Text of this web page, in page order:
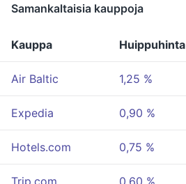
Samankaltaisia kauppoja
Kauppa Huippuhinta
Air Baltic 1,25 %
Expedia 0,90 %
Hotels.com 0,75 %
Trip.com 0,60 %